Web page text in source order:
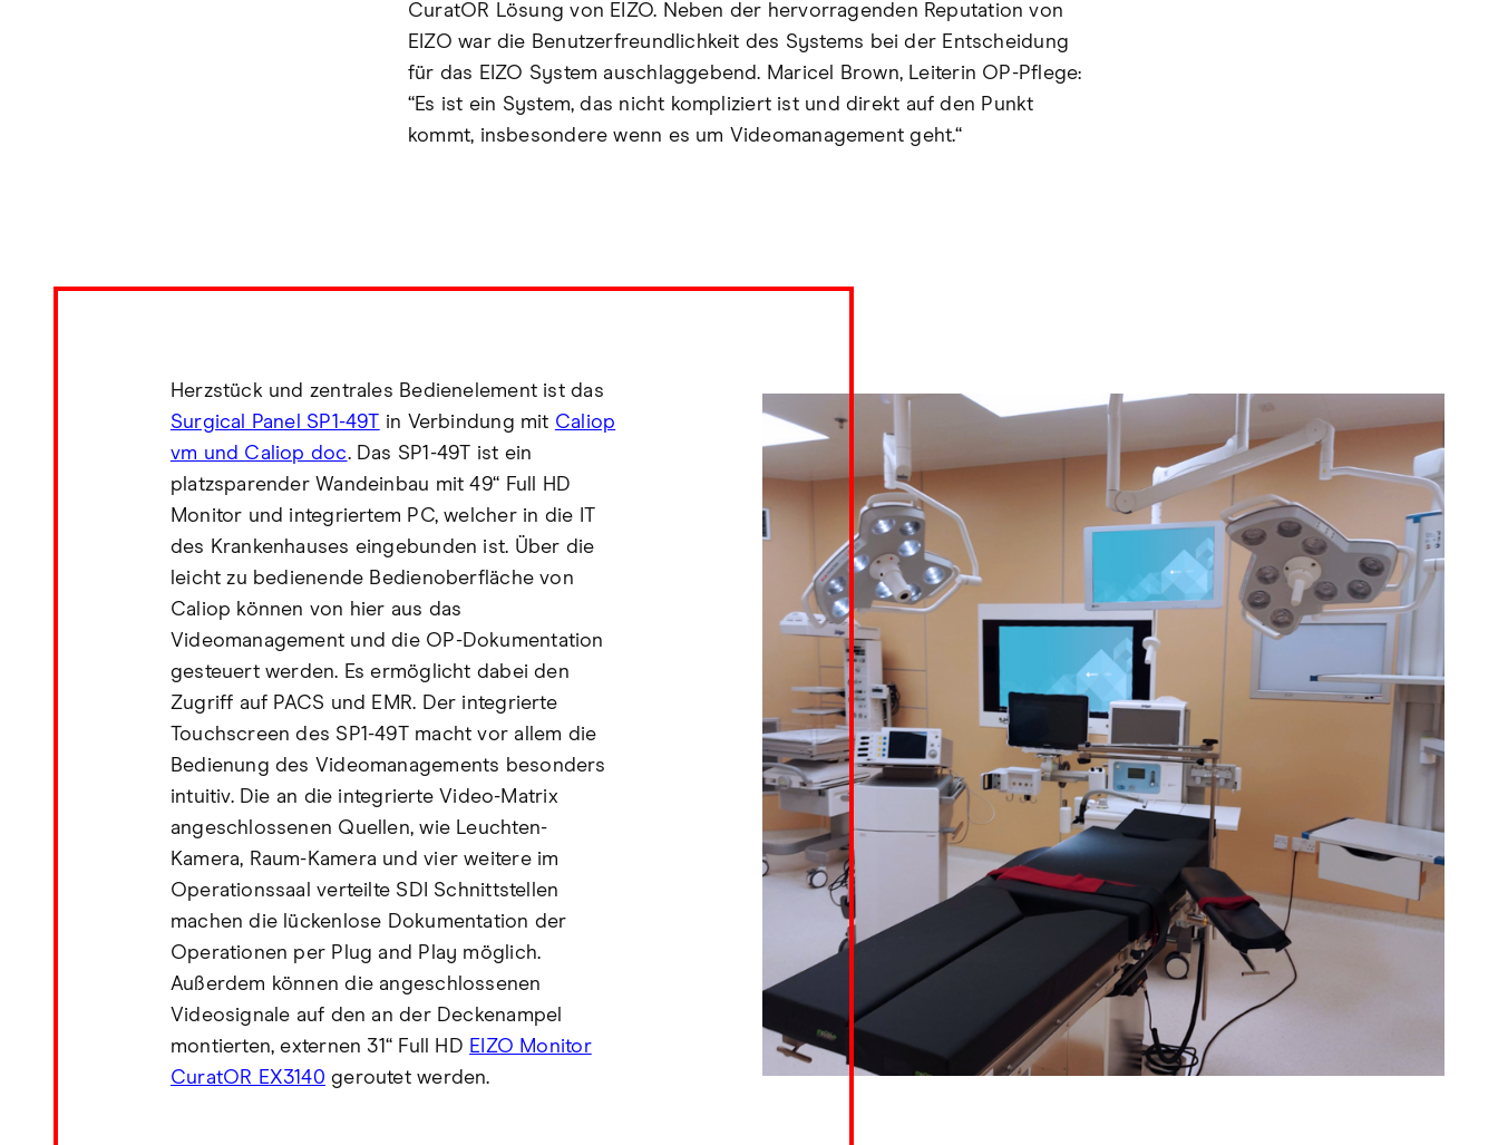
CuratOR Lösung von EIZO. Neben der hervorragenden Reputation von
EIZO war die Benutzerfreundlichkeit des Systems bei der Entscheidung
für das EIZO System auschlaggebend. Maricel Brown, Leiterin OP-Pflege:
“Es ist ein System, das nicht kompliziert ist und direkt auf den Punkt
kommt, insbesondere wenn es um Videomanagement geht.“
Herzstück und zentrales Bedienelement ist das
Surgical Panel SP1-49T in Verbindung mit Caliop
vm und Caliop doc. Das SP1-49T ist ein
platzsparender Wandeinbau mit 49‘‘ Full HD
Monitor und integriertem PC, welcher in die IT
des Krankenhauses eingebunden ist. Über die
leicht zu bedienende Bedienoberfläche von
Caliop können von hier aus das
Videomanagement und die OP-Dokumentation
gesteuert werden. Es ermöglicht dabei den
Zugriff auf PACS und EMR. Der integrierte
Touchscreen des SP1-49T macht vor allem die
Bedienung des Videomanagements besonders
intuitiv. Die an die integrierte Video-Matrix
angeschlossenen Quellen, wie Leuchten-
Kamera, Raum-Kamera und vier weitere im
Operationssaal verteilte SDI Schnittstellen
machen die lückenlose Dokumentation der
Operationen per Plug and Play möglich.
Außerdem können die angeschlossenen
Videosignale auf den an der Deckenampel
montierten, externen 31“ Full HD EIZO Monitor
CuratOR EX3140 geroutet werden.